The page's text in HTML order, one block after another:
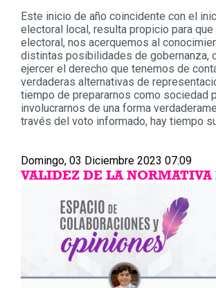
Este inicio de año coincidente con el
electoral local, resulta propicio para
electoral, nos acerquemos al
distintas posibilidades de gobernanza,
ejercer el derecho que tenemos de
verdaderas alternativas de
tiempo de prepararnos como sociedad
involucrarnos de una forma
través del voto informado, hay tiempo
Domingo, 03 Diciembre 2023 07:09
VALIDEZ DE LA